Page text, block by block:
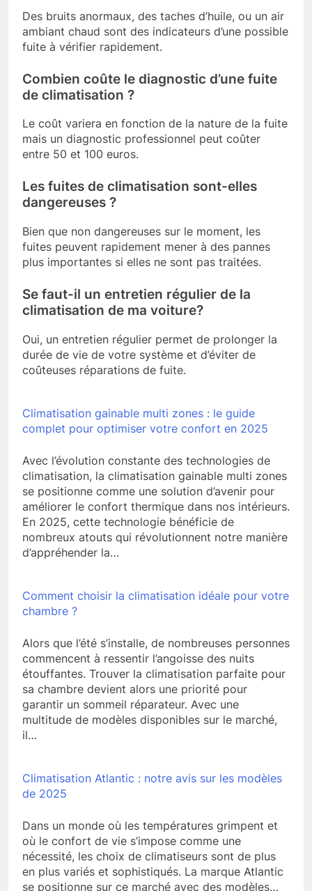
Des bruits anormaux, des taches d’huile, ou un air
ambiant chaud sont des indicateurs d’une possible
fuite à vérifier rapidement.
Combien coûte le diagnostic d’une fuite
de climatisation ?
Le coût variera en fonction de la nature de la fuite
mais un diagnostic professionnel peut coûter
entre 50 et 100 euros.
Les fuites de climatisation sont-elles
dangereuses ?
Bien que non dangereuses sur le moment, les
fuites peuvent rapidement mener à des pannes
plus importantes si elles ne sont pas traitées.
Se faut-il un entretien régulier de la
climatisation de ma voiture?
Oui, un entretien régulier permet de prolonger la
durée de vie de votre système et d’éviter de
coûteuses réparations de fuite.
Climatisation gainable multi zones : le guide
complet pour optimiser votre confort en 2025
Avec l’évolution constante des technologies de
climatisation, la climatisation gainable multi zones
se positionne comme une solution d’avenir pour
améliorer le confort thermique dans nos intérieurs.
En 2025, cette technologie bénéficie de
nombreux atouts qui révolutionnent notre manière
d’appréhender la…
Comment choisir la climatisation idéale pour votre
chambre ?
Alors que l’été s’installe, de nombreuses personnes
commencent à ressentir l’angoisse des nuits
étouffantes. Trouver la climatisation parfaite pour
sa chambre devient alors une priorité pour
garantir un sommeil réparateur. Avec une
multitude de modèles disponibles sur le marché,
il…
Climatisation Atlantic : notre avis sur les modèles
de 2025
Dans un monde où les températures grimpent et
où le confort de vie s’impose comme une
nécessité, les choix de climatiseurs sont de plus
en plus variés et sophistiqués. La marque Atlantic
se positionne sur ce marché avec des modèles…